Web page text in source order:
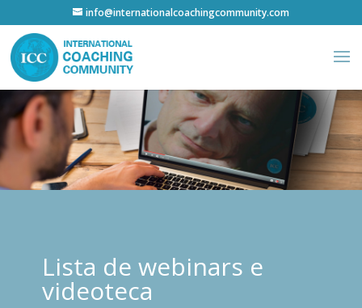
info@internationalcoachingcommunity.com
Lista de webinars e
videoteca